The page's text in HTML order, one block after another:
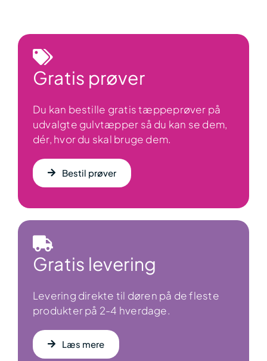
Gratis prøver
Du kan bestille gratis tæppeprøver på
udvalgte gulvtæpper så du kan se dem,
dér, hvor du skal bruge dem.
Bestil prøver
Gratis levering
Levering direkte til døren på de fleste
produkter på 2-4 hverdage.
Læs mere